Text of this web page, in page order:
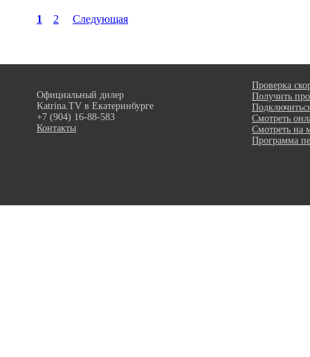
1 2 Следующая
Официальный дилер
Katrina.TV в Екатеринбурге
+7 (904) 16-88-583
Контакты
Проверка
Получить
Смотреть
Смотреть на
Программа